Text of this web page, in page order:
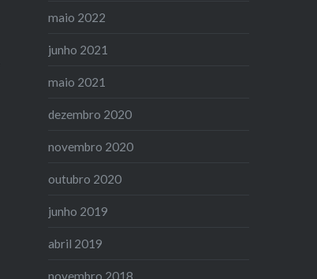
maio 2022
junho 2021
maio 2021
dezembro 2020
novembro 2020
outubro 2020
junho 2019
abril 2019
novembro 2018